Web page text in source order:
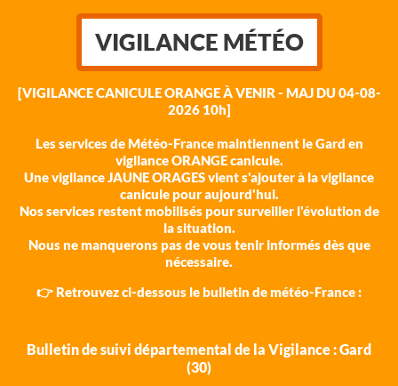
VIGILANCE MÉTÉO
[VIGILANCE CANICULE ORANGE À VENIR - MAJ DU 04-08-
2026 10h]
Les services de Météo-France maintiennent le Gard en
vigilance ORANGE canicule.
Une vigilance JAUNE ORAGES vient s'ajouter à la vigilance
canicule pour aujourd'hui.
Nos services restent mobilisés pour surveiller l'évolution de
la situation.
Nous ne manquerons pas de vous tenir informés dès que
nécessaire.
👉 Retrouvez ci-dessous le bulletin de météo-France :
Bulletin de suivi départemental de la Vigilance : Gard
(30)